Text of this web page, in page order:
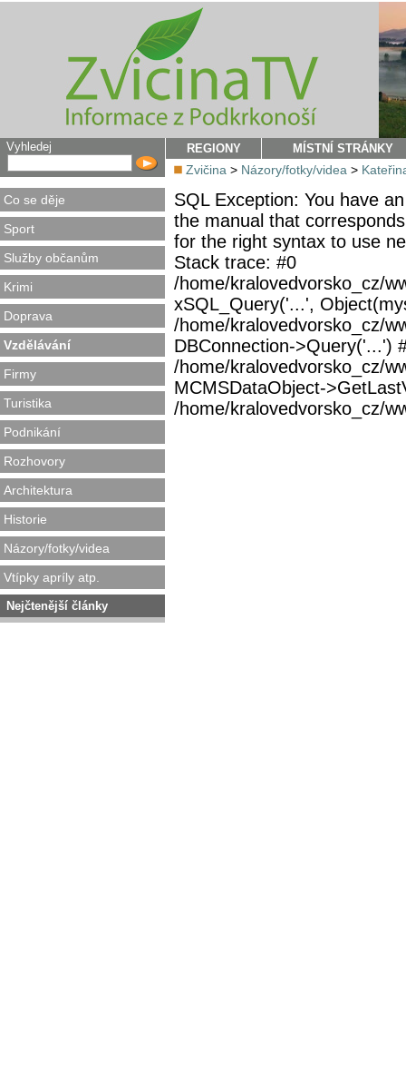
Vyhledej
Co se děje
Sport
Služby občanům
Krimi
Doprava
Vzdělávání
Firmy
Turistika
Podnikání
Rozhovory
Architektura
Historie
Názory/fotky/videa
Vtípky apríly atp.
Nejčtenější články
REGIONY MÍSTNÍ STRÁNKY
Zvičina > Názory/fotky/videa >
SQL Exception: You have
the manual that
for the right syntax to use
Stack trace: #0
/home/kralovedvorsko_cz/
xSQL_Query('...',
/home/kralovedvorsko_cz/
DBConnection->Query('...')
/home/kralovedvorsko_cz/
MCMSDataObject-
/home/kralovedvorsko_cz/